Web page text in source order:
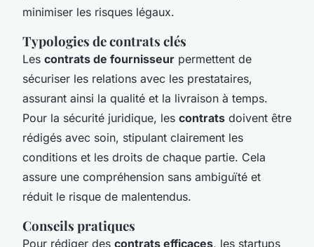
minimiser les risques légaux.
Typologies de contrats clés
Les contrats de fournisseur permettent de
sécuriser les relations avec les prestataires,
assurant ainsi la qualité et la livraison à temps.
Pour la sécurité juridique, les contrats doivent être
rédigés avec soin, stipulant clairement les
conditions et les droits de chaque partie. Cela
assure une compréhension sans ambiguïté et
réduit le risque de malentendus.
Conseils pratiques
Pour rédiger des contrats efficaces, les startups